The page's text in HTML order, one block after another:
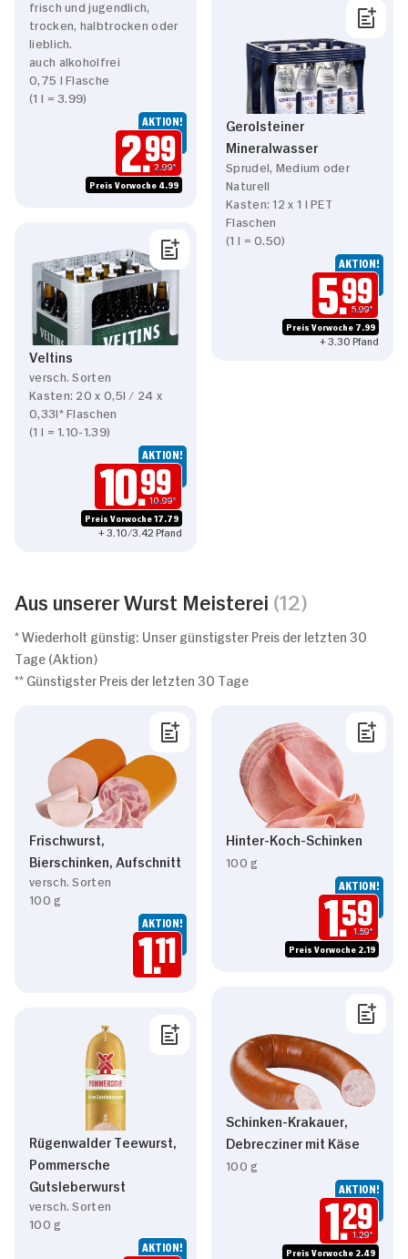
frisch und jugendlich,
trocken, halbtrocken oder
lieblich.
auch alkoholfrei
0,75 l Flasche
(1 l = 3.99)
AKTION!
2.99
2.99*
Preis Vorwoche 4.99
Gerolsteiner
Mineralwasser
Sprudel, Medium oder
Naturell
Kasten: 12 x 1 l PET
Flaschen
(1 l = 0.50)
AKTION!
5.99
5.99*
Preis Vorwoche 7.99
+ 3.30 Pfand
Veltins
versch. Sorten
Kasten: 20 x 0,5l / 24 x
0,33l* Flaschen
(1 l = 1.10-1.39)
AKTION!
10.99
10.99*
Preis Vorwoche 17.79
+ 3.10/3.42 Pfand
Aus unserer Wurst Meisterei (12)
* Wiederholt günstig: Unser günstigster Preis der letzten 30
Tage (Aktion)
** Günstigster Preis der letzten 30 Tage
Frischwurst,
Bierschinken, Aufschnitt
versch. Sorten
100 g
AKTION!
1.11
Hinter-Koch-Schinken
100 g
AKTION!
1.59
1.59*
Preis Vorwoche 2.19
Rügenwalder Teewurst,
Pommersche
Gutsleberwurst
versch. Sorten
100 g
AKTION!
Schinken-Krakauer,
Debrecziner mit Käse
100 g
AKTION!
1.29
1.29*
Preis Vorwoche 2.49